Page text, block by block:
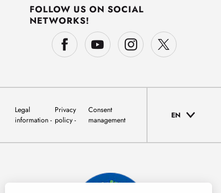
FOLLOW US ON SOCIAL
NETWORKS!
Legal
information
Privacy
policy
Consent
management
EN